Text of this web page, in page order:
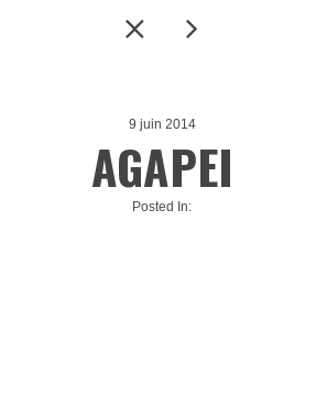
9 juin 2014
AGAPEI
Posted In: